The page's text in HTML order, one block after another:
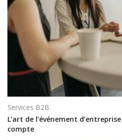
Services B2B
L’art de l’événement
compte